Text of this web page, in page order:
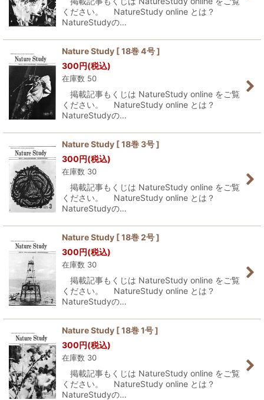
ください。 NatureStudy online とは？
NatureStudyの…
Nature Study [ 18巻 4号 ]
300円(税込)
在庫数 50
掲載記事もくじは NatureStudy online をご覧
ください。 NatureStudy online とは？
NatureStudyの…
Nature Study [ 18巻 3号 ]
300円(税込)
在庫数 30
掲載記事もくじは NatureStudy online をご覧
ください。 NatureStudy online とは？
NatureStudyの…
Nature Study [ 18巻 2号 ]
300円(税込)
在庫数 30
掲載記事もくじは NatureStudy online をご覧
ください。 NatureStudy online とは？
NatureStudyの…
Nature Study [ 18巻 1号 ]
300円(税込)
在庫数 30
掲載記事もくじは NatureStudy online をご覧
ください。 NatureStudy online とは？
NatureStudyの…